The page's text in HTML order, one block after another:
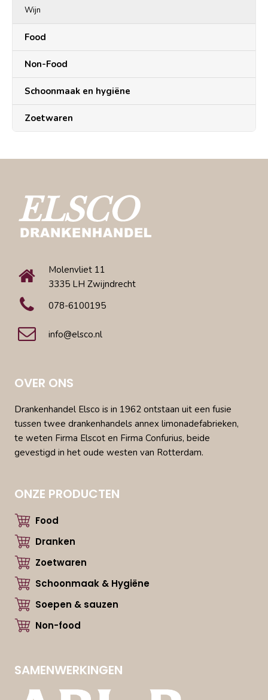
Wijn
Food
Non-Food
Schoonmaak en hygiëne
Zoetwaren
Molenvliet 11
3335 LH Zwijndrecht
078-6100195
info@elsco.nl
OVER ONS
Drankenhandel Elsco is in 1962 ontstaan uit een fusie
tussen twee drankenhandels annex limonadefabrieken,
te weten Firma Elscot en Firma Confurius, beide
gevestigd in het oude westen van Rotterdam.
ONZE PRODUCTEN
Food
Dranken
Zoetwaren
Schoonmaak & Hygiëne
Soepen & sauzen
Non-food
SAMENWERKINGEN